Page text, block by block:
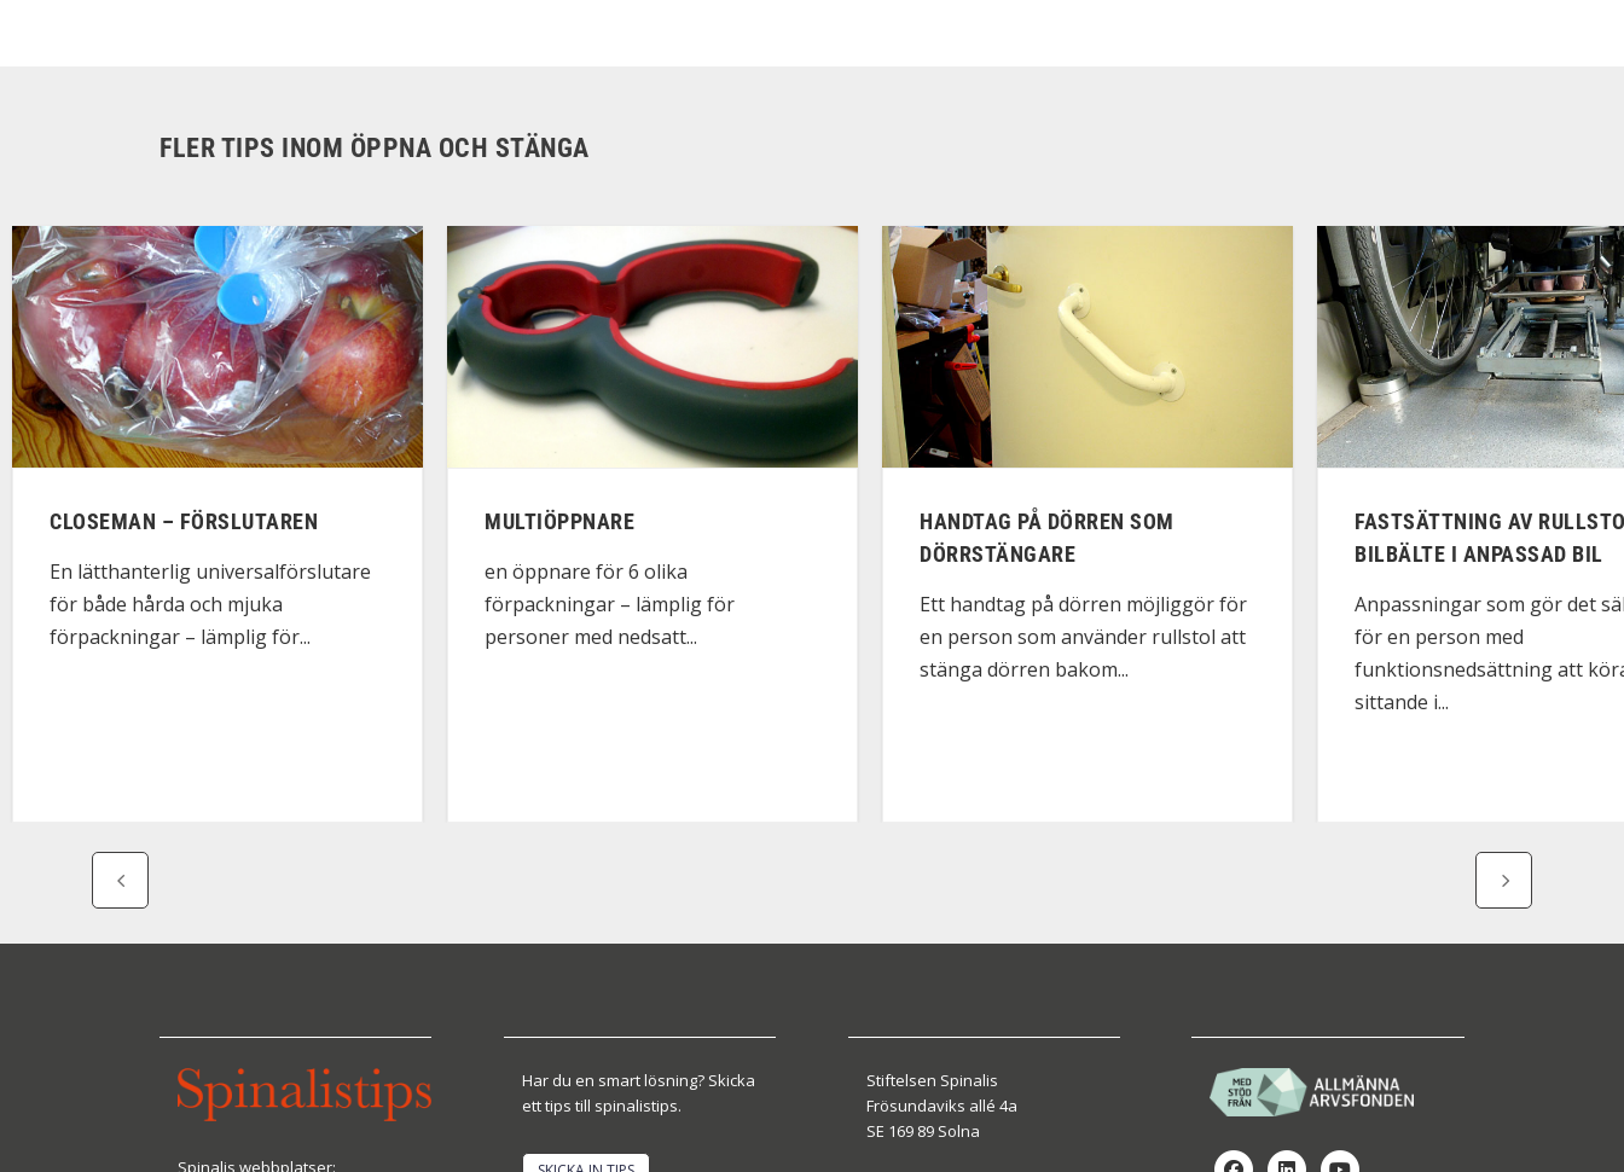
FLER TIPS INOM ÖPPNA OCH STÄNGA
CLOSEMAN – FÖRSLUTAREN
En lätthanterlig universalförslutare
för både hårda och mjuka
förpackningar – lämplig för...
MULTIÖPPNARE
en öppnare för 6 olika
förpackningar – lämplig för
personer med nedsatt...
HANDTAG PÅ DÖRREN SOM
DÖRRSTÄNGARE
Ett handtag på dörren möjliggör för
en person som använder rullstol att
stänga dörren bakom...
FASTSÄTTNING AV
BILBÄLTE I ANPASSAD BIL
Anpassningar som gör det
för en person med
funktionsnedsättning att
sittande i...
Spinalis webbplatser:
Har du en smart lösning? Skicka
ett tips till spinalistips.
Stiftelsen Spinalis
Frösundaviks allé 4a
SE 169 89 Solna